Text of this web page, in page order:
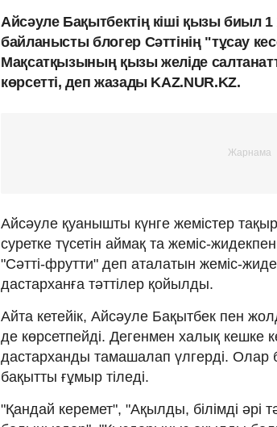
Айсәуле Бақытбектің кіші қызы биыл
байланысты блогер Сәттінің "тұсау
Мақсатқызының қызы желіде
көрсетті, деп жазады KAZ.NUR.KZ.
Айсәуле қуанышты күнге жемістер
суретке түсетін аймақ та жеміс-
"Сәтті-фрутти" деп аталатын жеміс-
дастарханға тәттілер қойылды.
Айта кетейік, Айсәуле Бақытбек пен
де көрсетпейді. Дегенмен халық кешке
дастарханды тамашалап үлгерді. Олар
бақытты ғұмыр тіледі.
"Қандай керемет", "Ақылды, білімді әрі